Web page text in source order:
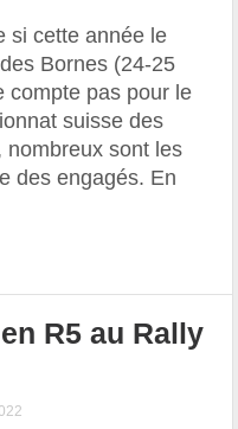
si cette année le
Bornes (24-25
compte pas pour le
suisse des
nombreux sont les
des engagés. En
R5 au Rally